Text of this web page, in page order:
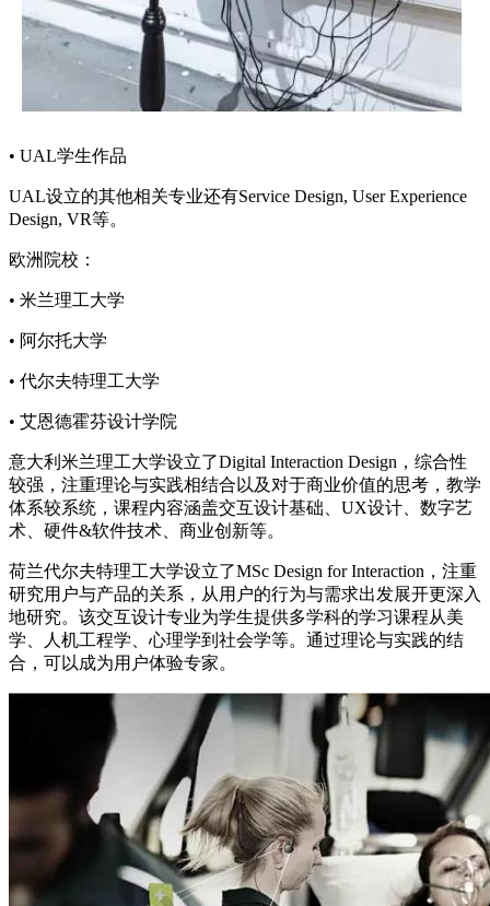
• UAL学生作品
UAL设立的其他相关专业还有Service Design, User Experience
Design, VR等。
欧洲院校：
• 米兰理工大学
• 阿尔托大学
• 代尔夫特理工大学
• 艾恩德霍芬设计学院
意大利米兰理工大学设立了Digital Interaction Design，综合性
较强，注重理论与实践相结合以及对于商业价值的思考，教学
体系较系统，课程内容涵盖交互设计基础、UX设计、数字艺
术、硬件&软件技术、商业创新等。
荷兰代尔夫特理工大学设立了MSc Design for Interaction，注重
研究用户与产品的关系，从用户的行为与需求出发展开更深入
地研究。该交互设计专业为学生提供多学科的学习课程从美
学、人机工程学、心理学到社会学等。通过理论与实践的结
合，可以成为用户体验专家。